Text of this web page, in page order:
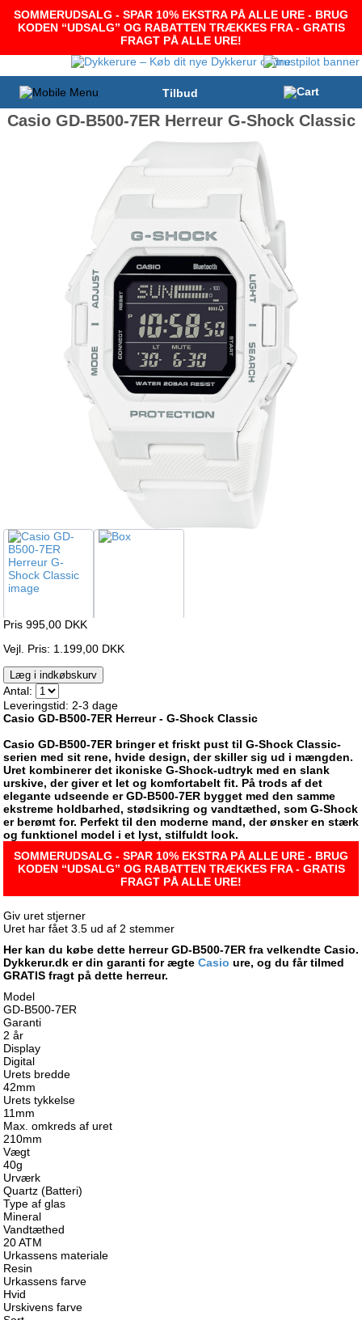
SOMMERUDSALG - SPAR 10% EKSTRA PÅ ALLE URE - BRUG
KODEN “UDSALG” OG RABATTEN TRÆKKES FRA - GRATIS
FRAGT PÅ ALLE URE!
Tilbud
Casio GD-B500-7ER Herreur G-Shock Classic
Pris 995,00 DKK
Vejl. Pris: 1.199,00 DKK
Læg i indkøbskurv
Antal:
Leveringstid: 2-3 dage
Casio GD-B500-7ER Herreur - G-Shock Classic
Casio GD-B500-7ER bringer et friskt pust til G-Shock Classic-
serien med sit rene, hvide design, der skiller sig ud i mængden.
Uret kombinerer det ikoniske G-Shock-udtryk med en slank
urskive, der giver et let og komfortabelt fit. På trods af det
elegante udseende er GD-B500-7ER bygget med den samme
ekstreme holdbarhed, stødsikring og vandtæthed, som G-Shock
er berømt for. Perfekt til den moderne mand, der ønsker en stærk
og funktionel model i et lyst, stilfuldt look.
SOMMERUDSALG - SPAR 10% EKSTRA PÅ ALLE URE - BRUG
KODEN “UDSALG” OG RABATTEN TRÆKKES FRA - GRATIS
FRAGT PÅ ALLE URE!
Giv uret stjerner
Uret har fået 3.5 ud af 2 stemmer
Her kan du købe dette herreur GD-B500-7ER fra velkendte Casio.
Dykkerur.dk er din garanti for ægte Casio ure, og du får tilmed
GRATIS fragt på dette herreur.
Model
GD-B500-7ER
Garanti
2 år
Display
Digital
Urets bredde
42mm
Urets tykkelse
11mm
Max. omkreds af uret
210mm
Vægt
40g
Urværk
Quartz (Batteri)
Type af glas
Mineral
Vandtæthed
20 ATM
Urkassens materiale
Resin
Urkassens farve
Hvid
Urskivens farve